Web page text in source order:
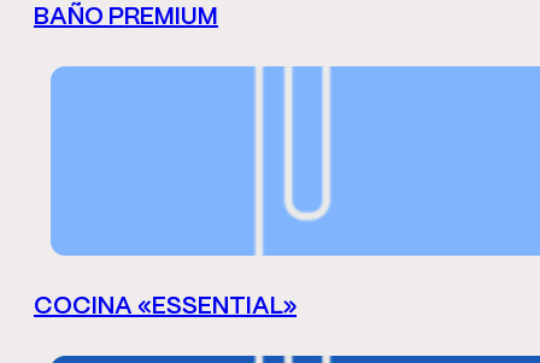
BAÑO PREMIUM
COCINA «ESSENTIAL»